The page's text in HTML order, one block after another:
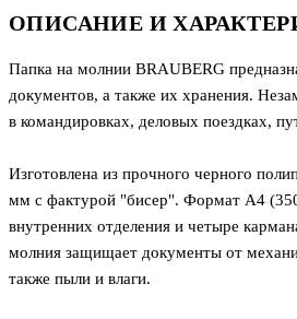
ОПИСАНИЕ И
Папка на молнии BRAUBERG
документов, а также их хранения.
в командировках, деловых поездках,
Изготовлена из прочного черного
мм с фактурой "бисер". Формат А4
внутренних отделения и четыре
молния защищает документы от
также пыли и влаги.